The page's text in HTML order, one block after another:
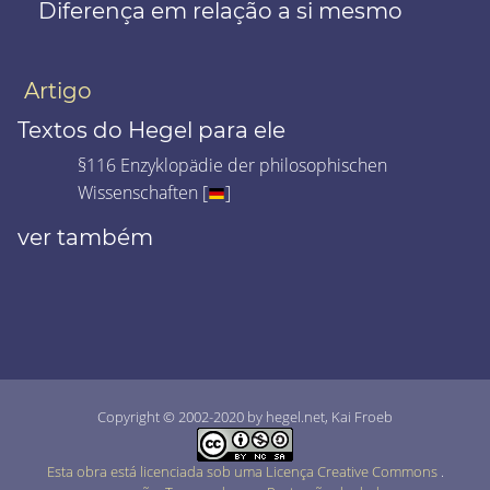
Diferença em relação a si mesmo
Artigo
Textos do Hegel para ele
§116 Enzyklopädie der philosophischen
Wissenschaften [
]
ver também
Copyright © 2002-2020 by hegel.net, Kai Froeb
Esta obra está licenciada sob uma Licença Creative Commons .